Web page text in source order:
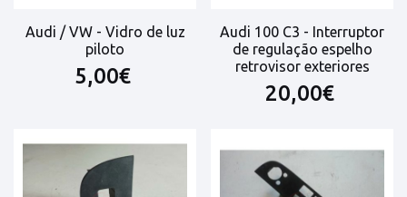
Audi / VW - Vidro de luz
piloto
5,00€
Audi 100 C3 - Interruptor
de regulação espelho
retrovisor exteriores
20,00€